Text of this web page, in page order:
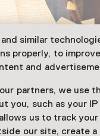
similar
properly, to
and
partners, we use
you, such as your
us to track
our site, create a